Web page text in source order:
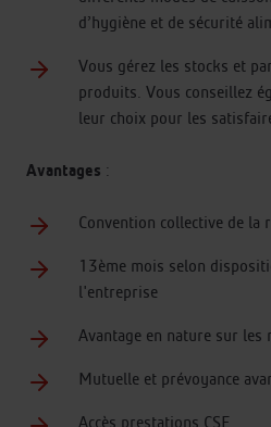
d’hygiène et de sécurité
Vous gérez les stocks et
produits. Vous conseillez
leur choix pour les
Avantages :
Convention collective de la
13ème mois selon
l'entreprise
Avantage en nature sur les
Mutuelle et prévoyance
Accès prestations CSE